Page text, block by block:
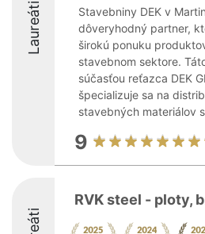
Laureáti
Stavebniny DEK v
dôveryhodný partner,
širokú ponuku
stavebnom sektore.
súčasťou reťazca DEK
špecializuje sa na
stavebných materiálov
9
RVK steel - ploty,